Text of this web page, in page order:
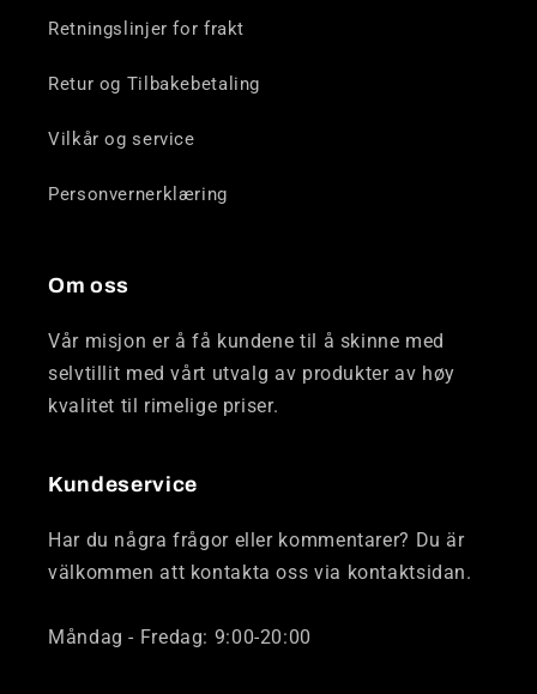
Retningslinjer for frakt
Retur og Tilbakebetaling
Vilkår og service
Personvernerklæring
Om oss
Vår misjon er å få kundene til å skinne med
selvtillit med vårt utvalg av produkter av høy
kvalitet til rimelige priser.
Kundeservice
Har du några frågor eller kommentarer? Du är
välkommen att kontakta oss via kontaktsidan.
Måndag - Fredag: 9:00-20:00